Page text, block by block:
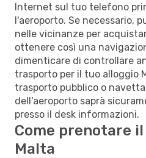
Internet sul tuo telefono
l'aeroporto. Se necessario,
nelle vicinanze per
ottenere così una
dimenticare di controllare
trasporto per il tuo alloggio
trasporto pubblico o
dell'aeroporto saprà
presso il desk informazioni.
Come prenotare
Malta